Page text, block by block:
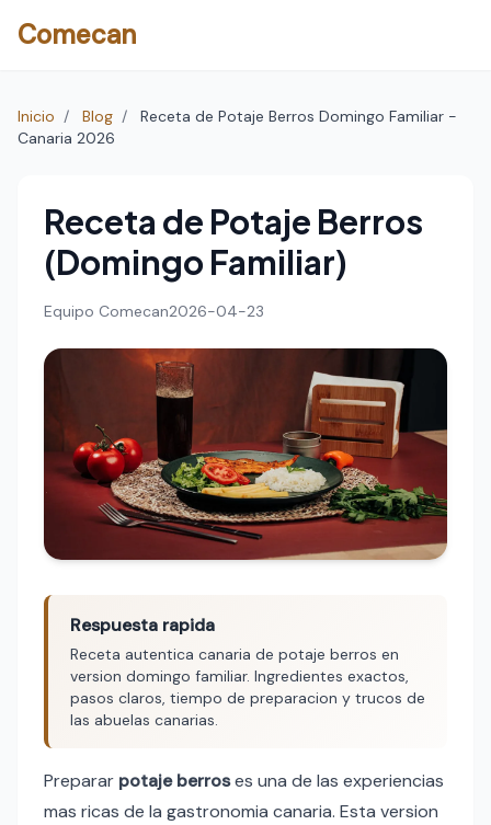
Comecan
Inicio / Blog /
Receta de Potaje Berros Domingo Familiar -
Canaria 2026
Receta de Potaje Berros
(Domingo Familiar)
Equipo Comecan2026-04-23
Respuesta rapida
Receta autentica canaria de potaje berros en
version domingo familiar. Ingredientes exactos,
pasos claros, tiempo de preparacion y trucos de
las abuelas canarias.
Preparar potaje berroses una de las experiencias
mas ricas de la gastronomia canaria. Esta version